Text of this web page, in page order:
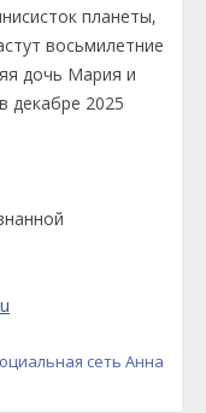
планеты,
восьмилетние
дочь Мария и
декабре 2025
сеть Анна